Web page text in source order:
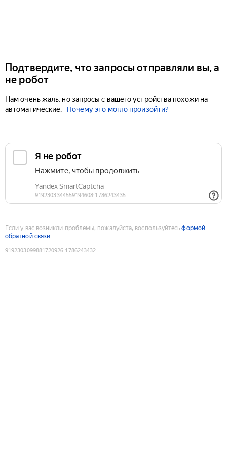
Подтвердите, что запросы отправляли вы, а
не робот
Нам очень жаль, но запросы с вашего устройства похожи на
автоматические.
Почему это могло произойти?
Если у вас возникли проблемы, пожалуйста, воспользуйтесьформой
обратной связи
9192303099881720926:1786243432